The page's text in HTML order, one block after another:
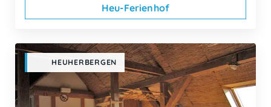
Heu-Ferienhof
HEUHERBERGEN